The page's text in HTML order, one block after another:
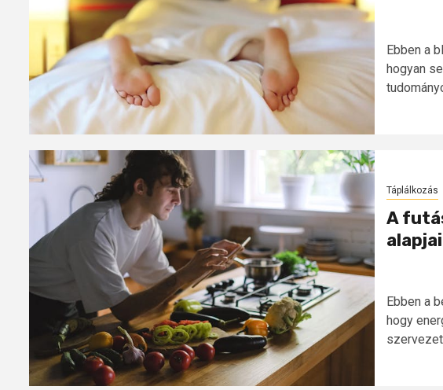
Ebben a
hogyan
Táplálkozás
A
alapjai
Ebben a
hogy